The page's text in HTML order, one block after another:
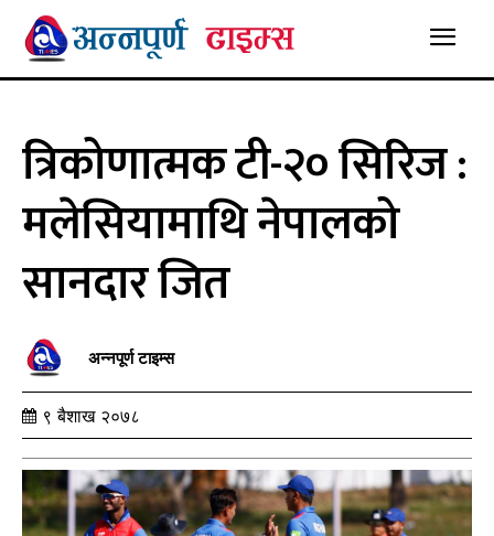
त्रिकोणात्मक टी-२० सिरिज :
मलेसियामाथि नेपालको
सानदार जित
अन्नपूर्ण टाइम्स
९ बैशाख २०७८